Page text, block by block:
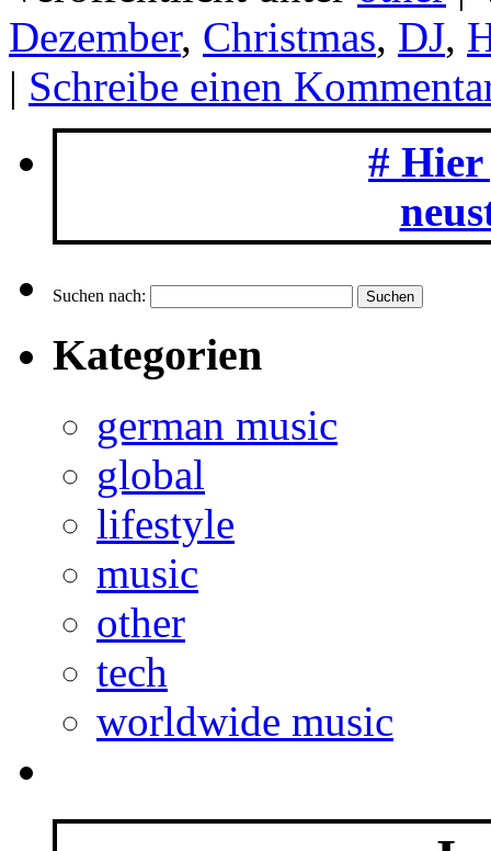
# Hier
Kategorien
german music
global
lifestyle
music
other
tech
worldwide music